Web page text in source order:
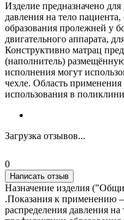
Изделие предназначено
давления на тело
образования пролежней у
двигательного аппарата,
Конструктивно матрац
(наполнитель)
исполнения могут
чехле. Область
использования в
Загрузка отзывов...
0
Написать отзыв
Назначение изделия
.Показания к применению
распределения давления